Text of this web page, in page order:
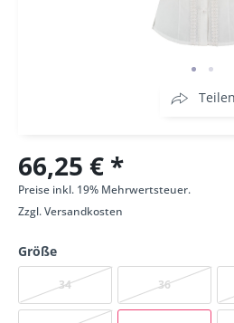
Teilen
66,25 € *
Preise inkl. 19% Mehrwertsteuer.
Zzgl.Versandkosten
Größe
34 36